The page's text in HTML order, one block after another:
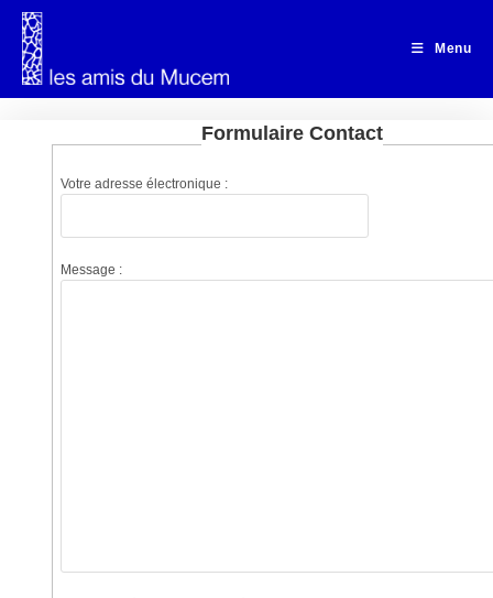
Skip
content
Menu
Formulaire Contact
Votre adresse électronique :
Message :